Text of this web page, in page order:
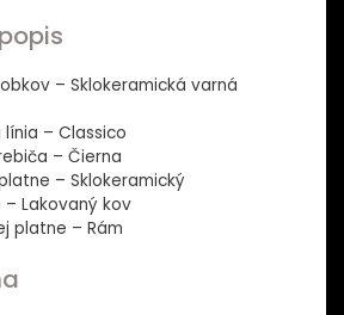
– Sklokeramická varná
– Classico
– Čierna
– Sklokeramický
Lakovaný kov
platne – Rám